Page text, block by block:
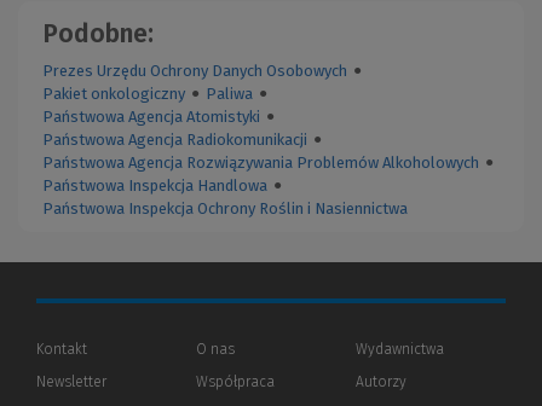
Podobne:
Prezes Urzędu Ochrony Danych Osobowych ●
Pakiet onkologiczny ● Paliwa ●
Państwowa Agencja Atomistyki ●
Państwowa Agencja Radiokomunikacji ●
Państwowa Agencja Rozwiązywania Problemów Alkoholowych ●
Państwowa Inspekcja Handlowa ●
Państwowa Inspekcja Ochrony Roślin i Nasiennictwa
Kontakt
Newsletter
O nas
Współpraca
Wydawnictwa
Autorzy